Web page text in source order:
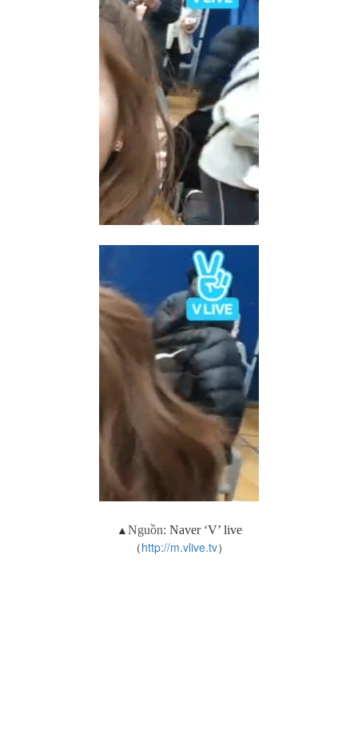
▲Nguồn: Naver ‘V’ live
（http://m.vlive.tv）